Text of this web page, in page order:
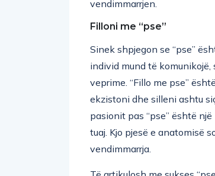
vendimmarrjen.
Filloni me “pse”
Sinek shpjegon se “pse”
individ mund të
veprime. “Fillo me pse”
ekzistoni dhe silleni ashtu
pasionit pas “pse” është
tuaj. Kjo pjesë e anatomisë
vendimmarrja.